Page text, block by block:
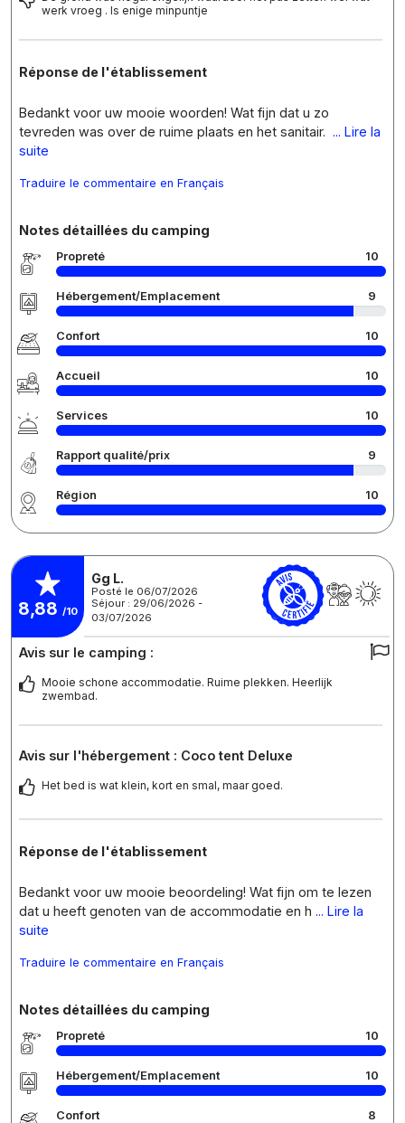
werk vroeg . Is enige minpuntje
Réponse de l'établissement
Bedankt voor uw mooie woorden! Wat fijn dat u zo
tevreden was over de ruime plaats en het sanitair. ... Lire la
suite
Traduire le commentaire en Français
Notes détaillées du camping
Propreté 10
Hébergement/Emplacement 9
Confort 10
Accueil 10
Services 10
Rapport qualité/prix 9
Région 10
8,88 /10
Gg L.
Posté le 06/07/2026
Séjour : 29/06/2026 -
03/07/2026
Avis sur le camping :
Mooie schone accommodatie. Ruime plekken. Heerlijk
zwembad.
Avis sur l'hébergement : Coco tent Deluxe
Het bed is wat klein, kort en smal, maar goed.
Réponse de l'établissement
Bedankt voor uw mooie beoordeling! Wat fijn om te lezen
dat u heeft genoten van de accommodatie en h ... Lire la
suite
Traduire le commentaire en Français
Notes détaillées du camping
Propreté 10
Hébergement/Emplacement 10
Confort 8